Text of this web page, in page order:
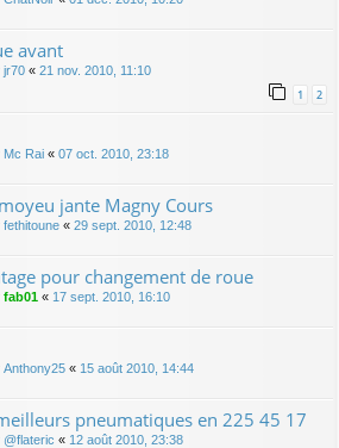
avant
jr70 « 21 nov. 2010, 11:10
1 2
Mc Rai « 07 oct. 2010, 23:18
jante Magny Cours
fethitoune « 29 sept. 2010, 12:48
pour changement de roue
fab01 « 17 sept. 2010, 16:10
Anthony25 « 15 août 2010, 14:44
pneumatiques en 225 45 17
@flateric « 12 août 2010, 23:38